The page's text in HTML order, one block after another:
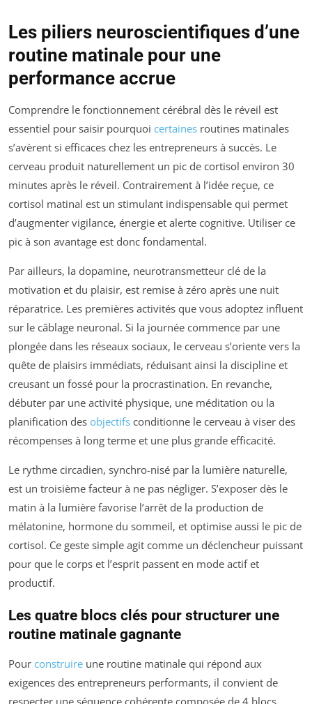
Les piliers neuroscientifiques d’une
routine matinale pour une
performance accrue
Comprendre le fonctionnement cérébral dès le réveil est
essentiel pour saisir pourquoi certaines routines matinales
s’avèrent si efficaces chez les entrepreneurs à succès. Le
cerveau produit naturellement un pic de cortisol environ 30
minutes après le réveil. Contrairement à l’idée reçue, ce
cortisol matinal est un stimulant indispensable qui permet
d’augmenter vigilance, énergie et alerte cognitive. Utiliser ce
pic à son avantage est donc fondamental.
Par ailleurs, la dopamine, neurotransmetteur clé de la
motivation et du plaisir, est remise à zéro après une nuit
réparatrice. Les premières activités que vous adoptez influent
sur le câblage neuronal. Si la journée commence par une
plongée dans les réseaux sociaux, le cerveau s’oriente vers la
quête de plaisirs immédiats, réduisant ainsi la discipline et
creusant un fossé pour la procrastination. En revanche,
débuter par une activité physique, une méditation ou la
planification des objectifs conditionne le cerveau à viser des
récompenses à long terme et une plus grande efficacité.
Le rythme circadien, synchro-nisé par la lumière naturelle,
est un troisième facteur à ne pas négliger. S’exposer dès le
matin à la lumière favorise l’arrêt de la production de
mélatonine, hormone du sommeil, et optimise aussi le pic de
cortisol. Ce geste simple agit comme un déclencheur puissant
pour que le corps et l’esprit passent en mode actif et
productif.
Les quatre blocs clés pour structurer une
routine matinale gagnante
Pour construire une routine matinale qui répond aux
exigences des entrepreneurs performants, il convient de